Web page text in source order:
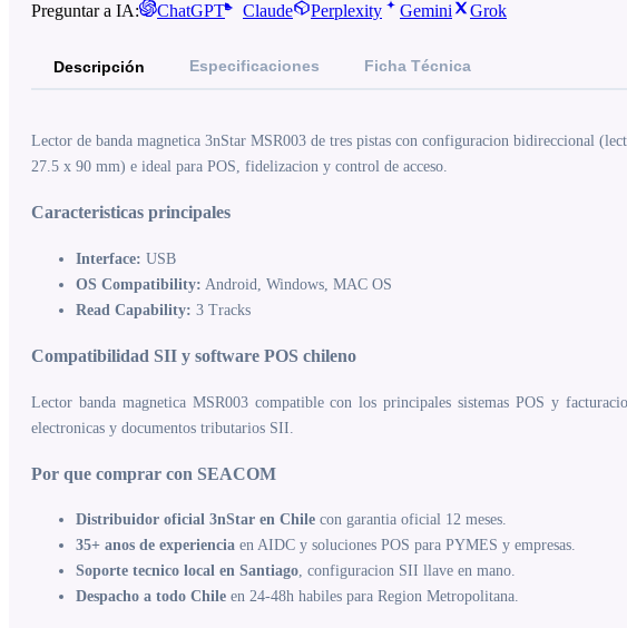
Preguntar a IA: ChatGPT Claude Perplexity Gemini Grok
Descripción Especificaciones Ficha Técnica
Lector de banda magnetica 3nStar MSR003 de tres pistas con configuracion bidireccional
27.5 x 90 mm) e ideal para POS, fidelizacion y control de acceso.
Caracteristicas principales
Interface: USB
OS Compatibility: Android, Windows, MAC OS
Read Capability: 3 Tracks
Compatibilidad SII y software POS chileno
Lector banda magnetica MSR003 compatible con los principales sistemas POS y
electronicas y documentos tributarios SII.
Por que comprar con SEACOM
Distribuidor oficial 3nStar en Chile con garantia oficial 12 meses.
35+ anos de experiencia en AIDC y soluciones POS para PYMES y empresas.
Soporte tecnico local en Santiago, configuracion SII llave en mano.
Despacho a todo Chile en 24-48h habiles para Region Metropolitana.